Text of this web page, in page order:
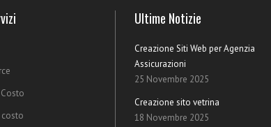
costo
Ultime Notizie
Creazione Siti Web per Agenzia
Assicurazioni
25 Novembre 2025
Creazione sito vetrina
18 Novembre 2025